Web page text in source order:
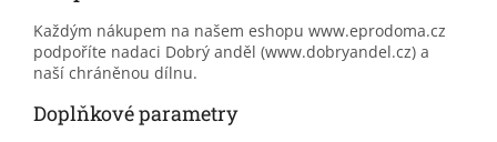
Každým nákupem na našem eshopu www.eprodoma.cz
podpoříte nadaci Dobrý anděl (www.dobryandel.cz) a
naší chráněnou dílnu.
Doplňkové parametry